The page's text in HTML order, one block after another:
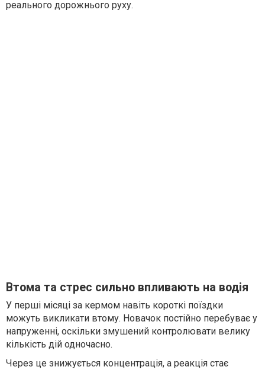
реального дорожнього руху.
Втома та стрес сильно впливають на водія
У перші місяці за кермом навіть короткі поїздки
можуть викликати втому. Новачок постійно перебуває у
напруженні, оскільки змушений контролювати велику
кількість дій одночасно.
Через це знижується концентрація, а реакція стає